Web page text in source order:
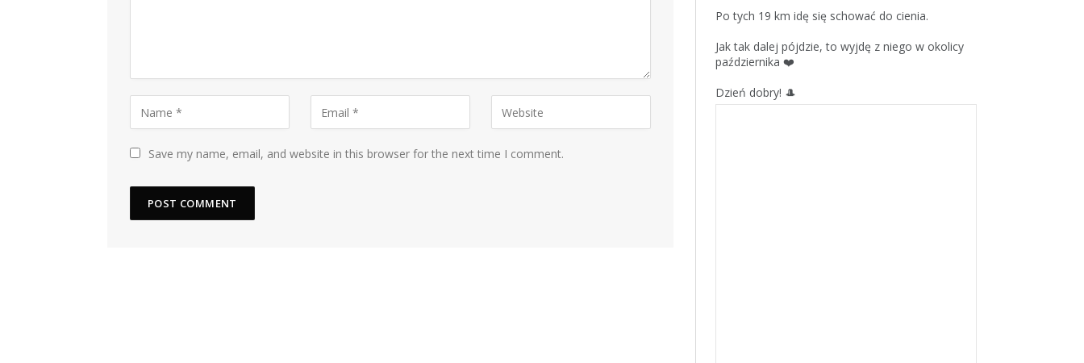
Save my name, email, and website in this browser for the next time I comment.
Po tych 19 km idę się schować do cienia.
Jak tak dalej pójdzie, to wyjdę z niego w okolicy
października ❤️
Dzień dobry! 🎩